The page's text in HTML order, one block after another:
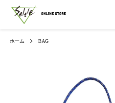
ホーム BAG